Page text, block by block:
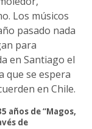
Los músicos
pasado nada
para
en Santiago el
que se espera
en Chile.
años de “Magos,
de